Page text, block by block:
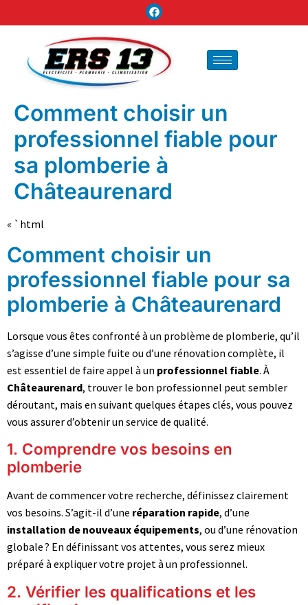
Comment choisir un
professionnel fiable pour
sa plomberie à
Châteaurenard
« `html
Comment choisir un
professionnel fiable pour sa
plomberie à Châteaurenard
Lorsque vous êtes confronté à un problème de plomberie, qu’il
s’agisse d’une simple fuite ou d’une rénovation complète, il
est essentiel de faire appel à un professionnel fiable. À
Châteaurenard, trouver le bon professionnel peut sembler
déroutant, mais en suivant quelques étapes clés, vous pouvez
vous assurer d’obtenir un service de qualité.
1. Comprendre vos besoins en
plomberie
Avant de commencer votre recherche, définissez clairement
vos besoins. S’agit-il d’une réparation rapide, d’une
installation de nouveaux équipements, ou d’une rénovation
globale ? En définissant vos attentes, vous serez mieux
préparé à expliquer votre projet à un professionnel.
2. Vérifier les qualifications et les